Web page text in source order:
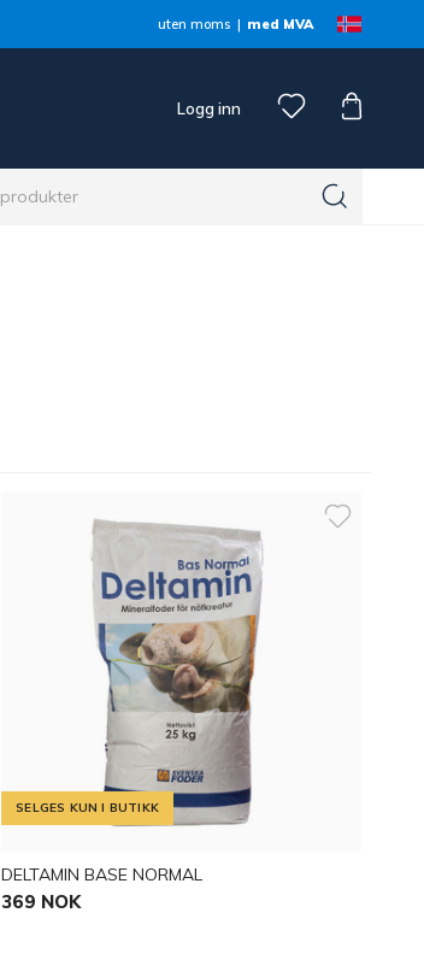
uten moms med MVA
Logg inn
SELGES KUN I BUTIKK
DELTAMIN BASE NORMAL
369 NOK